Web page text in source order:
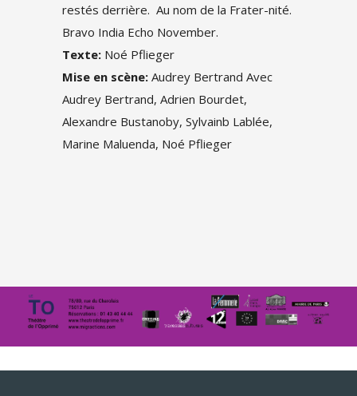
restés derrière. Au nom de la Frater-nité.
Bravo India Echo November.
Texte:Noé Pflieger
Mise en scène:Audrey Bertrand Avec
Audrey Bertrand, Adrien Bourdet,
Alexandre Bustanoby, Sylvainb Lablée,
Marine Maluenda, Noé Pflieger